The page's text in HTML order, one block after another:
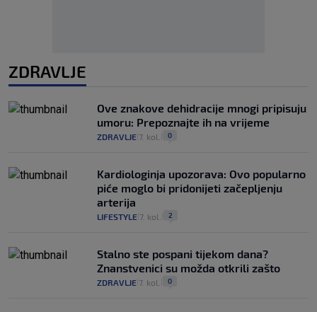
ZDRAVLJE
Ove znakove dehidracije mnogi pripisuju
umoru: Prepoznajte ih na vrijeme
ZDRAVLJE 7. kol. 0
Kardiologinja upozorava: Ovo popularno
piće moglo bi pridonijeti začepljenju
arterija
LIFESTYLE 7. kol. 2
Stalno ste pospani tijekom dana?
Znanstvenici su možda otkrili zašto
ZDRAVLJE 7. kol. 0